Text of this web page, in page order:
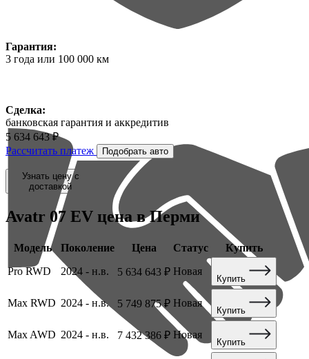
Гарантия:
3 года или 100 000 км
Сделка:
банковская гарантия и аккредитив
5 634 643 ₽
Рассчитать платеж
Подобрать авто
Узнать цену с
доставкой
Avatr 07 EV цена в Перми
Модель Поколение Цена Статус
Купить
Pro RWD
2024 - н.в. 5 634 643 ₽ Новая
Купить
Max RWD 2024 - н.в. 5 749 875 ₽ Новая
Купить
Max AWD 2024 - н.в. 7 432 386 ₽ Новая
Купить